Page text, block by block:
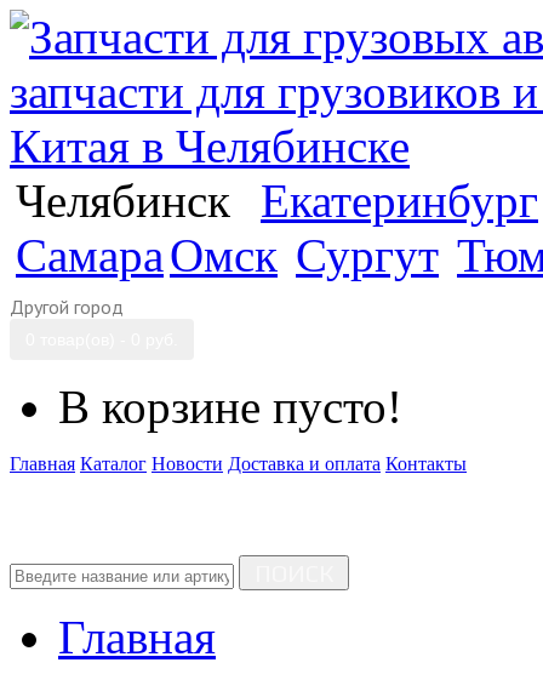
Челябинск
Екатеринбург
СамараОмск Сургут
Другой город
В корзине пусто!
Главная Каталог Новости Доставка и оплата Контакты
Главная